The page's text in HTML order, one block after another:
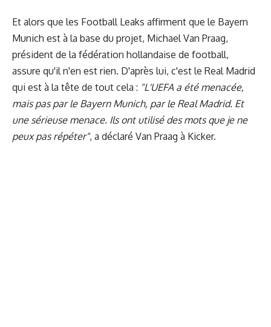
Et alors que les Football Leaks affirment que le Bayern
Munich est à la base du projet, Michael Van Praag,
président de la fédération hollandaise de football,
assure qu'il n'en est rien. D'après lui, c'est le Real Madrid
qui est à la tête de tout cela : "L'UEFA a été menacée,
mais pas par le Bayern Munich, par le Real Madrid. Et
une sérieuse menace. Ils ont utilisé des mots que je ne
peux pas répéter", a déclaré Van Praag à Kicker.